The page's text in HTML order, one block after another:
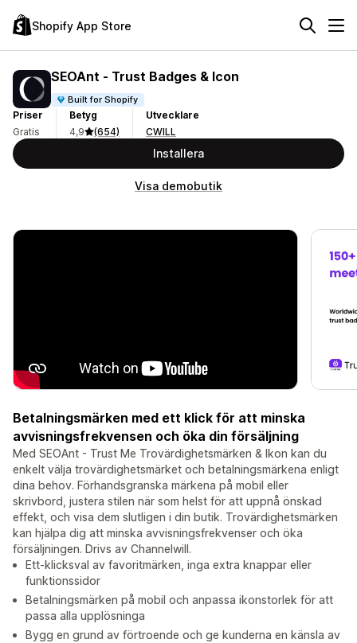
Shopify App Store
SEOAnt ‑ Trust Badges & Icon
Built for Shopify
Priser
Gratis
Betyg
4,9
(654)
Utvecklare
CWILL
Installera
Visa demobutik
Betalningsmärken med ett klick för att minska
avvisningsfrekvensen och öka din försäljning
Med SEOAnt - Trust Me Trovärdighetsmärken & Ikon kan du
enkelt välja trovärdighetsmärket och betalningsmärkena enligt
dina behov. Förhandsgranska märkena på mobil eller
skrivbord, justera stilen när som helst för att uppnå önskad
effekt, och visa dem slutligen i din butik. Trovärdighetsmärken
kan hjälpa dig att minska avvisningsfrekvenser och öka
försäljningen. Drivs av Channelwill.
Ett-klicksval av favoritmärken, inga extra knappar eller
funktionssidor
Betalningsmärken på mobil och anpassa ikonstorlek för att
passa alla upplösninga
Bygg en grund av förtroende och ge kunderna en känsla av